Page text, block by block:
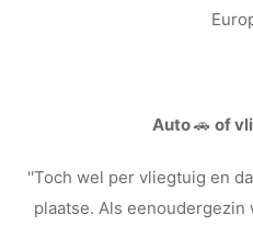
Auto🚗 of
''Toch wel per vliegtuig en
plaatse. Als